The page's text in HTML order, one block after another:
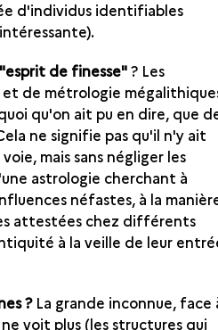
d'individus identifiables
de finesse"? Les
de métrologie
qu'on ait pu en dire, que
ne signifie pas qu'il n'y ait
mais sans négliger les
astrologie cherchant à
néfastes, à la
attestées chez différents
à la veille de leur
?La grande inconnue, face
voit plus (les structures qui